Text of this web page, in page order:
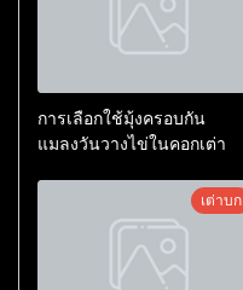
การเลือกใช้มุ้งครอบกัน
แมลงวันวางไข่ในคอกเต่า
เต่าบก